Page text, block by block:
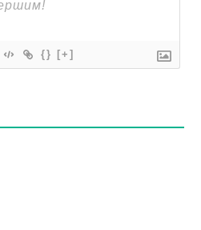
{} [+]